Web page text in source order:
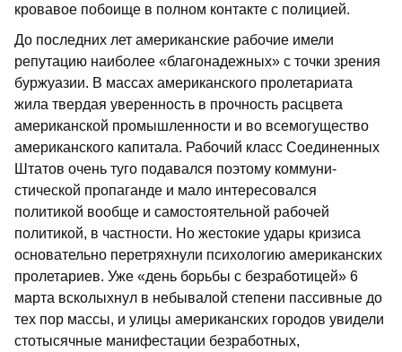
кровавое побоище в полном контакте с полицией.
До последних лет американские рабо­чие имели
репутацию наиболее «благона­дежных» с точки зрения
буржуазии. В массах американского пролетариата
жила твердая уверенность в прочность расцве­та
американской промышленности и во всемогущество
американского капитала. Рабочий класс Соединенных
Штатов очень туго подавался поэтому коммуни­
стической пропаганде и мало интересо­вался
политикой вообще и самостоятель­ной рабочей
политикой, в частности. Но жестокие удары кризиса
основательно перетряхнули психологию американских
пролетариев. Уже «день борьбы с безра­ботицей» 6
марта всколыхнул в небыва­лой степени пассивные до
тех пор массы, и улицы американских городов увидели
стотысячные манифестации безработных,